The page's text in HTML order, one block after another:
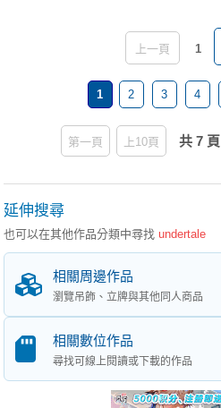
上一頁 1
1 2 3 4
第一頁 上10頁 共 7 頁
延伸搜尋
也可以在其他作品分類中尋找undertale
相關周邊作品
瀏覽吊飾、立牌與其他同人商品
相關數位作品
尋找可線上閱讀或下載的作品